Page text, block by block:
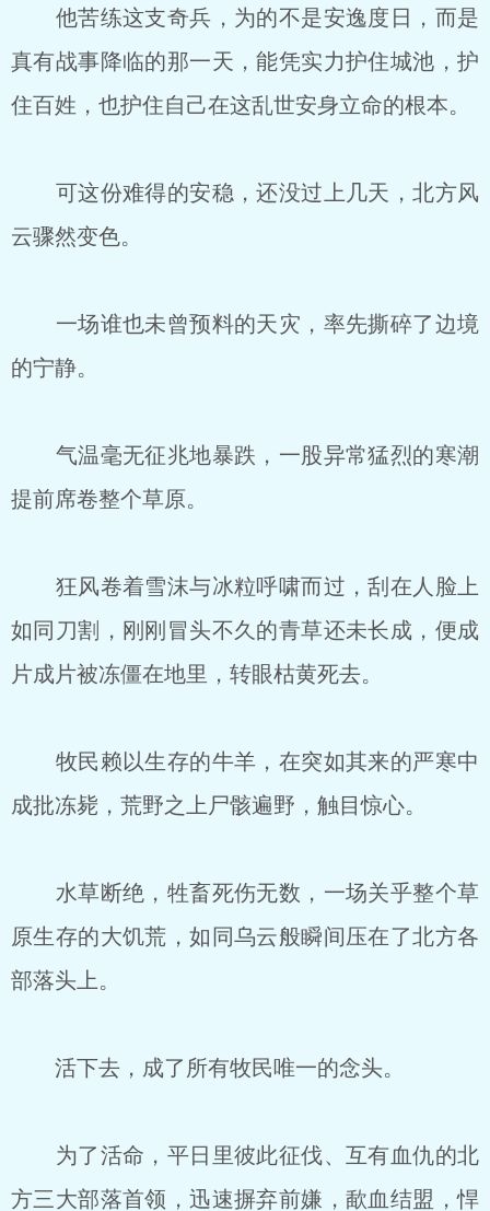
他苦练这支奇兵，为的不是安逸度日，而是
真有战事降临的那一天，能凭实力护住城池，护
住百姓，也护住自己在这乱世安身立命的根本。
可这份难得的安稳，还没过上几天，北方风
云骤然变色。
一场谁也未曾预料的天灾，率先撕碎了边境
的宁静。
气温毫无征兆地暴跌，一股异常猛烈的寒潮
提前席卷整个草原。
狂风卷着雪沫与冰粒呼啸而过，刮在人脸上
如同刀割，刚刚冒头不久的青草还未长成，便成
片成片被冻僵在地里，转眼枯黄死去。
牧民赖以生存的牛羊，在突如其来的严寒中
成批冻毙，荒野之上尸骸遍野，触目惊心。
水草断绝，牲畜死伤无数，一场关乎整个草
原生存的大饥荒，如同乌云般瞬间压在了北方各
部落头上。
活下去，成了所有牧民唯一的念头。
为了活命，平日里彼此征伐、互有血仇的北
方三大部落首领，迅速摒弃前嫌，歃血结盟，悍